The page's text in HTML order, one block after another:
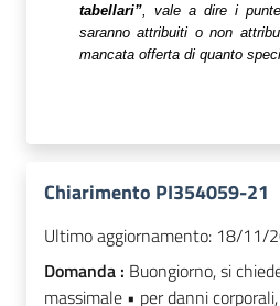
tabellari” , vale a dire i
saranno attribuiti o non
mancata offerta di quanto
Chiarimento PI354059-21
Ultimo aggiornamento: 18/11/
Domanda : Buongiorno, si
massimale • per danni